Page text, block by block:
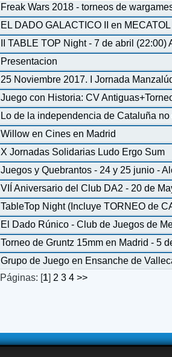
Freak Wars 2018 - torneos de
EL DADO GALACTICO II en
II TABLE TOP Night - 7 de abril
Presentacion
25 Noviembre 2017. I Jornada
Juego con Historia: CV
Lo de la independencia de Cataluña
Willow en Cines en Madrid
X Jornadas Solidarias Ludo Ergo Sum
Juegos y Quebrantos - 24 y 25 junio -
VIÍ Aniversario del Club DA2 - 20 de
TableTop Night (Incluye TORNEO de
El Dado Rúnico - Club de Juegos de
Torneo de Gruntz 15mm en Madrid - 5
Grupo de Juego en Ensanche de
Páginas: [1] 2 3 4 >>